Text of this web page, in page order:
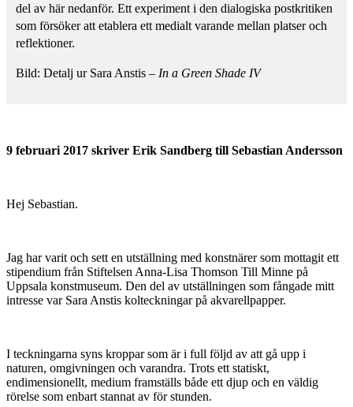
del av här nedanför. Ett experiment i den dialogiska postkritiken
som försöker att etablera ett medialt varande mellan platser och
reflektioner.
Bild: Detalj ur Sara Anstis – In a Green Shade IV
9 februari 2017 skriver Erik Sandberg till Sebastian Andersson
Hej Sebastian.
Jag har varit och sett en utställning med konstnärer som mottagit ett
stipendium från Stiftelsen Anna-Lisa Thomson Till Minne på
Uppsala konstmuseum. Den del av utställningen som fångade mitt
intresse var Sara Anstis kolteckningar på akvarellpapper.
I teckningarna syns kroppar som är i full följd av att gå upp i
naturen, omgivningen och varandra. Trots ett statiskt,
endimensionellt, medium framställs både ett djup och en väldig
rörelse som enbart stannat av för stunden.